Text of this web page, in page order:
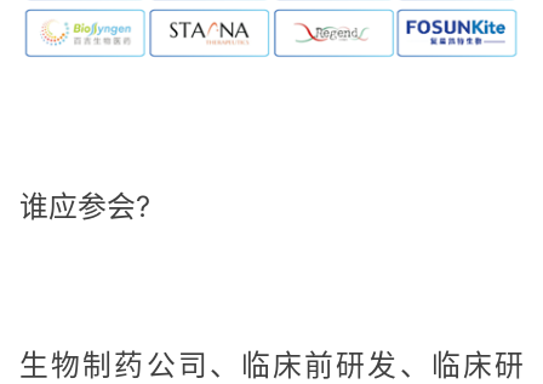
谁应参会?
生物制药公司、临床前研发、临床研